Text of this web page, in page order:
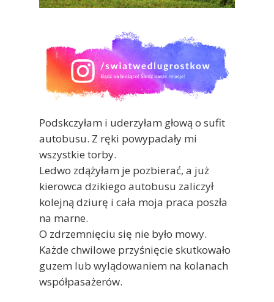
Podskczyłam i uderzyłam głową o sufit
autobusu. Z ręki powypadały mi
wszystkie torby.
Ledwo zdążyłam je pozbierać, a już
kierowca dzikiego autobusu zaliczył
kolejną dziurę i cała moja praca poszła
na marne.
O zdrzemnięciu się nie było mowy.
Każde chwilowe przyśnięcie skutkowało
guzem lub wylądowaniem na kolanach
współpasażerów.